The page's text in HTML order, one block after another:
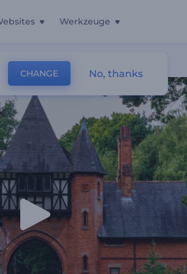
Werkzeuge
CHANGE No, thanks